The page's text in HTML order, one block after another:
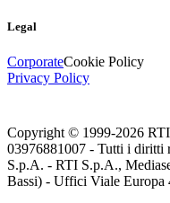
Legal
CorporateCookie Policy
Privacy Policy
Copyright © 1999-2026
03976881007 - Tutti i diritti
S.p.A. - RTI S.p.A.,
Bassi) - Uffici Viale Europa